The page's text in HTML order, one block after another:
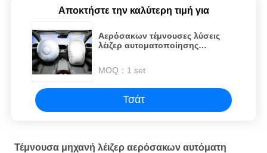
Αποκτήστε την καλύτερη τιμή για
Αερόσακων τέμνουσες λύσεις
λέιζερ αυτοματοποίησης
MOQ： 1 set
Τσάτ
Τέμνουσα μηχανή λέιζερ αερόσακων αυτόματη